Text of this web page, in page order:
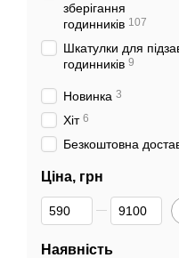
зберігання
годинників 107
Шкатулки для
годинників 9
Новинка 3
Хіт 6
Безкоштовна
Ціна, грн
Від Ціна, грн
До Ціна, грн
Наявність